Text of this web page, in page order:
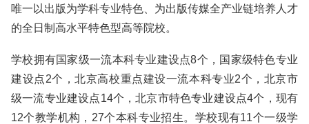
唯一以出版为学科专业特色、为出版传媒全产业链培养人才
的全日制高水平特色型高等院校。
学校拥有国家级一流本科专业建设点8个，国家级特色专业
建设点2个，北京高校重点建设一流本科专业2个，北京市
级一流专业建设点14个，北京市特色专业建设点4个，现有
12个教学机构，27个本科专业招生。学校现有11个一级学